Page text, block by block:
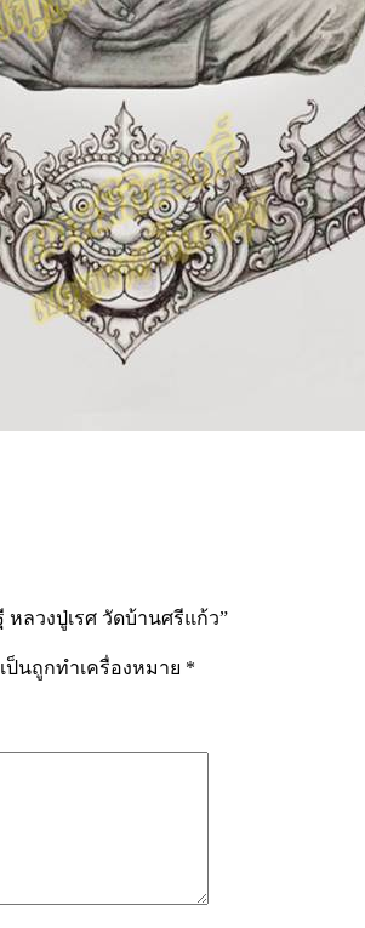
ลวงปู่เรศ วัดบ้านศรีแก้ว”
ป็นถูกทำเครื่องหมาย *